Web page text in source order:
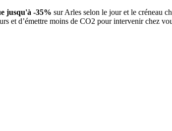
jusqu'à -35% sur Arles selon le jour et le créneau
et d’émettre moins de CO2 pour intervenir chez